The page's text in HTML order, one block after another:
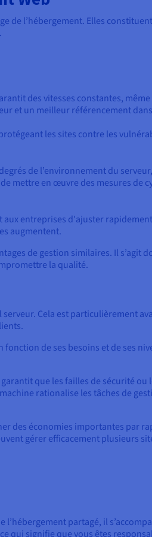
de l’hébergement. Elles
des vitesses constantes,
et un meilleur référencement
les sites contre les
de l’environnement du
mettre en œuvre des mesures de
entreprises d'ajuster
augmentent.
de gestion similaires. Il s’agit
la qualité.
Cela est particulièrement
de ses besoins et de ses
que les failles de sécurité ou
rationalise les tâches de
des économies importantes par
gérer efficacement plusieurs
partagé, il
qui signifie que vous êtes